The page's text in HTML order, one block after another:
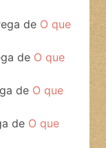
de O que
de O que
de O que
de O que